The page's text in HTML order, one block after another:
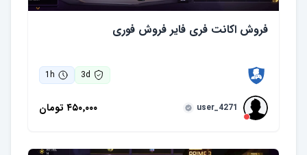
فروش اکانت فری فایر فروش فوری
3d
1h
user_4271 ۴۵۰٬۰۰۰ تومان